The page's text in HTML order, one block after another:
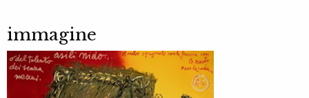
immagine